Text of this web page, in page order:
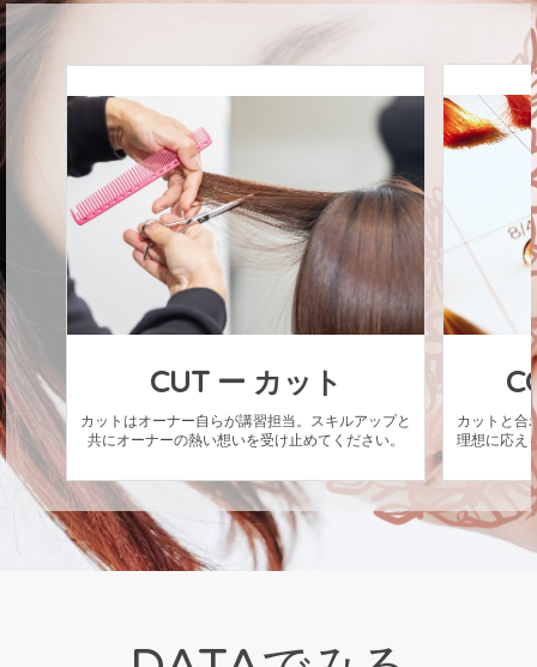
CUT ー カット
カットはオーナー自らが講習担当。スキルアップと
共にオーナーの熱い想いを受け止めてください。
カットと合
理想に応え